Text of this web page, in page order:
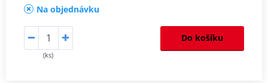
Na objednávku
(ks)
Do košíku